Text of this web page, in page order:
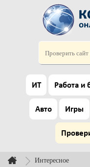
ИТ Работа и
Авто Игры
Интересное